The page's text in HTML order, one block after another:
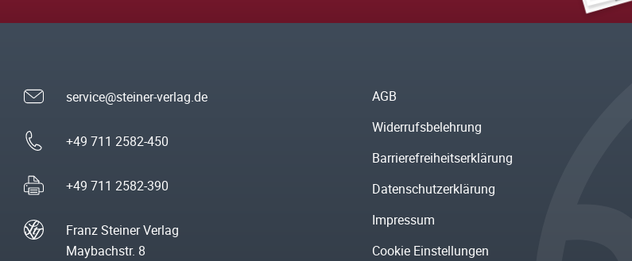
service@steiner-verlag.de
+49 711 2582-450
+49 711 2582-390
Franz Steiner Verlag
Maybachstr. 8
AGB
Widerrufsbelehrung
Barrierefreiheitserklärung
Datenschutzerklärung
Impressum
Cookie Einstellungen